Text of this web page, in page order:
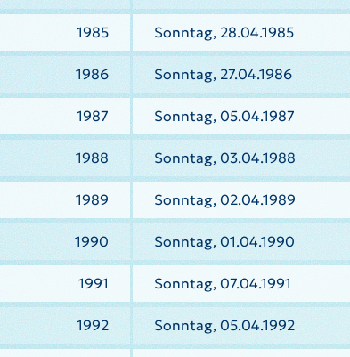
1985 Sonntag, 28.04.1985
1986 Sonntag, 27.04.1986
1987 Sonntag, 05.04.1987
1988 Sonntag, 03.04.1988
1989 Sonntag, 02.04.1989
1990 Sonntag, 01.04.1990
1991 Sonntag, 07.04.1991
1992 Sonntag, 05.04.1992